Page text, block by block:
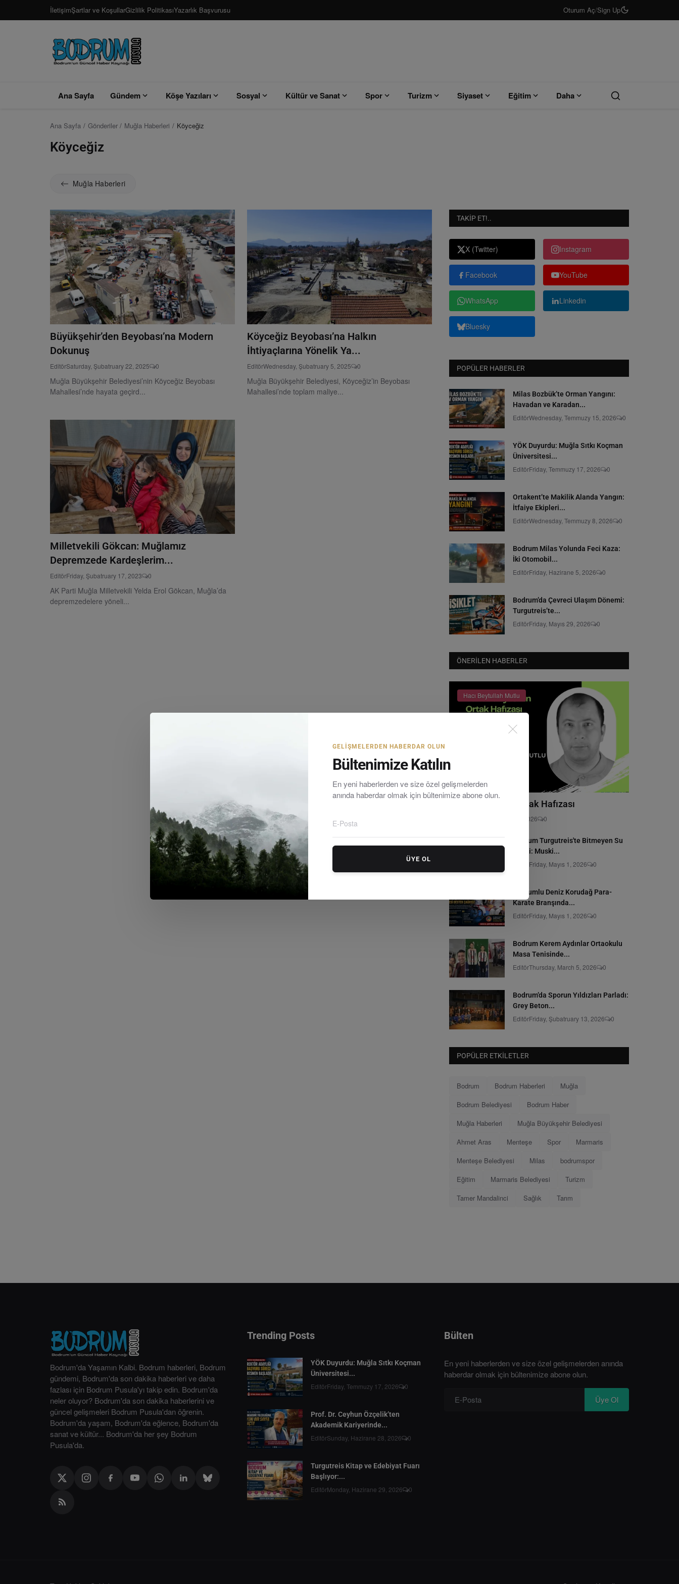
İletişimŞartlar ve KoşullarGizlilik PolitikasıYazarlık Başvurusu Oturum Aç/Sign Up
Ana Sayfa Gündem Köşe Yazıları Sosyal Kültür ve Sanat Spor Turizm Siyaset Eğitim Daha
Ana Sayfa Gönderiler Muğla Haberleri Köyceğiz
Köyceğiz
Muğla Haberleri
Büyükşehir’den Beyobası’na Modern
Dokunuş
EditörSaturday, Şubatruary 22, 2025 0
Muğla Büyükşehir Belediyesi’nin Köyceğiz Beyobası
Mahallesi’nde hayata geçird...
Köyceğiz Beyobası’na Halkın
İhtiyaçlarına Yönelik Ya...
EditörWednesday, Şubatruary 5, 2025 0
Muğla Büyükşehir Belediyesi, Köyceğiz’in Beyobası
Mahallesi’nde toplam maliye...
Milletvekili Gökcan: Muğlamız
Depremzede Kardeşlerim...
EditörFriday, Şubatruary 17, 2023 0
AK Parti Muğla Milletvekili Yelda Erol Gökcan, Muğla’da
depremzedelere yöneli...
TAKIP ET!..
X (Twitter) Instagram
Facebook YouTube
WhatsApp Linkedin
Bluesky
POPÜLER HABERLER
Milas Bozbük’te Orman Yangını:
Havadan ve Karadan...
EditörWednesday, Temmuzy 15, 2026 0
YÖK Duyurdu: Muğla Sıtkı Koçman
Üniversitesi...
EditörFriday, Temmuzy 17, 2026 0
Ortakent’te Makilik Alanda Yangın:
İtfaiye Ekipleri...
EditörWednesday, Temmuzy 8, 2026 0
Bodrum Milas Yolunda Feci Kaza:
İki Otomobil...
EditörFriday, Hazirane 5, 2026 0
Bodrum’da Çevreci Ulaşım Dönemi:
Turgutreis’te...
EditörFriday, Mayıs 29, 2026 0
ÖNERILEN HABERLER
Hacı Beytullah Mutlu
Türk Dünyasının Ortak Hafızası
Monday, Hazirane 1, 2026 0
Bodrum Turgutreis'te Bitmeyen Su
Çilesi: Muski...
Friday, Mayıs 1, 2026 0
Bodrumlu Deniz Korudağ Para-
Karate Branşında...
EditörFriday, Mayıs 1, 2026 0
Bodrum Kerem Aydınlar Ortaokulu
Masa Tenisinde...
EditörThursday, March 5, 2026 0
Bodrum’da Sporun Yıldızları Parladı:
Grey Beton...
EditörFriday, Şubatruary 13, 2026 0
POPÜLER ETKILETLER
Bodrum Bodrum Haberleri
Muğla
Bodrum Belediyesi
Bodrum Haber
Muğla Haberleri
Muğla Büyükşehir Belediyesi
Ahmet Aras
Menteşe Spor
Marmaris
Menteşe Belediyesi
Milas
bodrumspor
Eğitim
Marmaris Belediyesi
Turizm
Tamer Mandalinci
Sağlık Tarım
GELIŞMELERDEN HABERDAR OLUN
Bültenimize Katılın
En yeni haberlerden ve size özel gelişmelerden
anında haberdar olmak için bültenimize abone olun.
ÜYE OL
Bodrum'da Yaşamın Kalbi. Bodrum haberleri, Bodrum
gündemi, Bodrum'da son dakika haberleri ve daha
fazlası için Bodrum Pusula'yı takip edin. Bodrum'da
neler oluyor? Bodrum'da son dakika haberlerini ve
güncel gelişmeleri Bodrum Pusula'dan öğrenin.
Bodrum'da yaşam, Bodrum'da eğlence, Bodrum'da
sanat ve kültür... Bodrum'da her şey Bodrum
Pusula'da.
Trending Posts
YÖK Duyurdu: Muğla Sıtkı Koçman
Üniversitesi...
EditörFriday, Temmuzy 17, 2026 0
Prof. Dr. Ceyhun Özçelik’ten
Akademik Kariyerinde...
EditörSunday, Hazirane 28, 2026 0
Turgutreis Kitap ve Edebiyat Fuarı
Başlıyor:...
EditörMonday, Hazirane 29, 2026 0
Bülten
En yeni haberlerden ve size özel gelişmelerden anında
haberdar olmak için bültenimize abone olun.
Üye Ol